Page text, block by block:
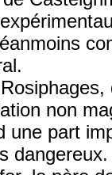
non
une part